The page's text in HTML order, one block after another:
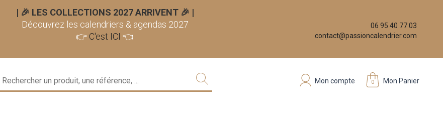
| 🎉 LES COLLECTIONS 2027 ARRIVENT 🎉 |
Découvrez les calendriers & agendas 2027
👉 C'est ICI 👈
06 95 40 77 03
contact@passioncalendrier.com
0 Mon Panier
Mon compte